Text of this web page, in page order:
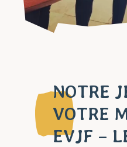
NOTRE
VOTRE
EVJF –